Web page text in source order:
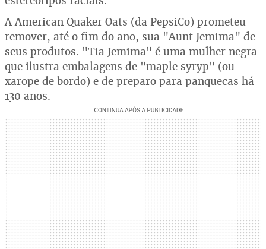
A American Quaker Oats (da PepsiCo) prometeu
remover, até o fim do ano, sua "Aunt Jemima" de
seus produtos. "Tia Jemima" é uma mulher negra
que ilustra embalagens de "maple syryp" (ou
xarope de bordo) e de preparo para panquecas há
130 anos.